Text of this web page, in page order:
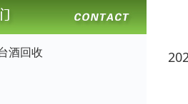
酒回收